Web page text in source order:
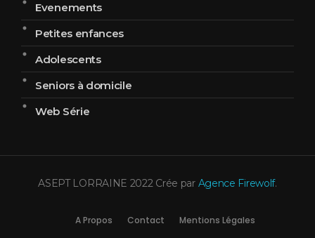
Evenements
Petites enfances
Adolescents
Seniors à domicile
Web Série
ASEPT LORRAINE 2022 Crée par Agence Firewolf.
A Propos Contact Mentions Légales